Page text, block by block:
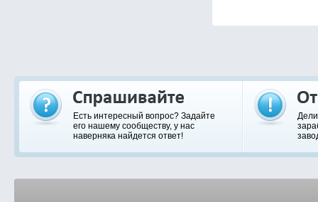
Есть интересный вопрос? Задайте
его нашему сообществу, у нас
наверняка найдется ответ!